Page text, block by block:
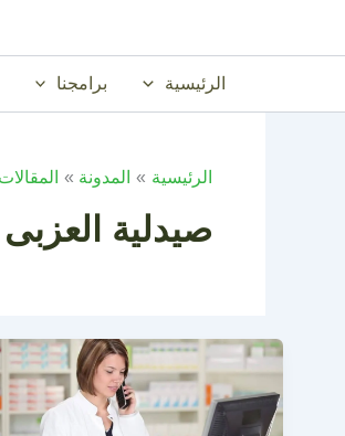
الرئيسية برامجنا
الرئيسية المدونة المقالات
صيدلية العزبى